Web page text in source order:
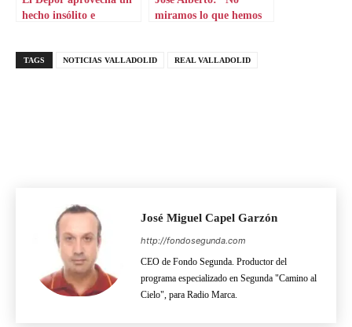
hecho insólito e
miramos lo que hemos
TAGS NOTICIAS VALLADOLID REAL VALLADOLID
José Miguel Capel Garzón
http://fondosegunda.com
CEO de Fondo Segunda. Productor del
programa especializado en Segunda "Camino al
Cielo", para Radio Marca.